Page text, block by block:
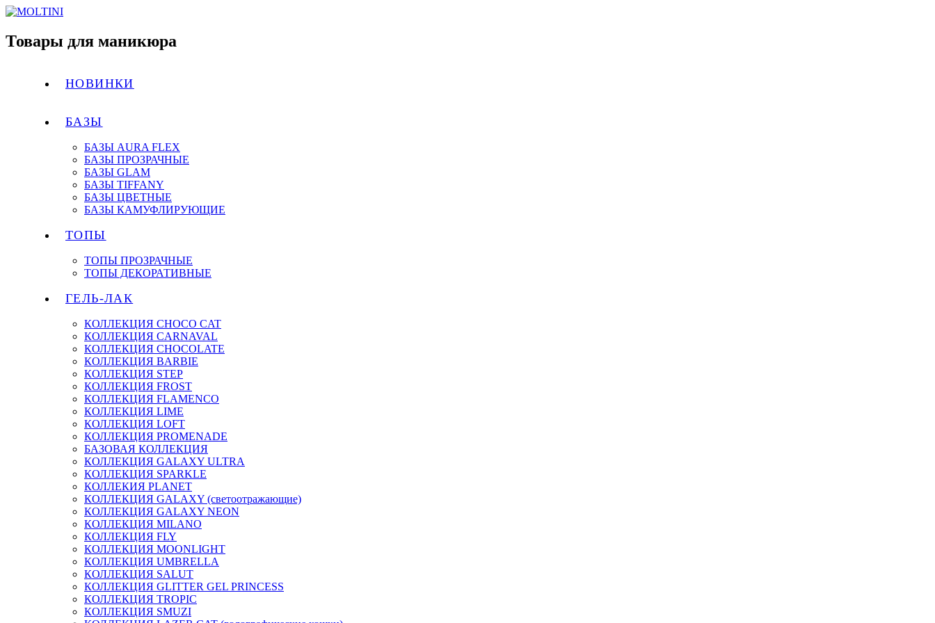
Товары для маникюра
НОВИНКИ
БАЗЫ
БАЗЫ AURA FLEX
БАЗЫ ПРОЗРАЧНЫЕ
БАЗЫ GLAM
БАЗЫ TIFFANY
БАЗЫ ЦВЕТНЫЕ
БАЗЫ КАМУФЛИРУЮЩИЕ
ТОПЫ
ТОПЫ ПРОЗРАЧНЫЕ
ТОПЫ ДЕКОРАТИВНЫЕ
ГЕЛЬ-ЛАК
КОЛЛЕКЦИЯ CHOCO CAT
КОЛЛЕКЦИЯ CARNAVAL
КОЛЛЕКЦИЯ CHOCOLATE
КОЛЛЕКЦИЯ BARBIE
КОЛЛЕКЦИЯ STEP
КОЛЛЕКЦИЯ FROST
КОЛЛЕКЦИЯ FLAMENCO
КОЛЛЕКЦИЯ LIME
КОЛЛЕКЦИЯ LOFT
КОЛЛЕКЦИЯ PROMENADE
БАЗОВАЯ КОЛЛЕКЦИЯ
КОЛЛЕКЦИЯ GALAXY ULTRA
КОЛЛЕКЦИЯ SPARKLE
КОЛЛЕКИЯ PLANET
КОЛЛЕКЦИЯ GALAXY (светоотражающие)
КОЛЛЕКЦИЯ GALAXY NEON
КОЛЛЕКЦИЯ MILANO
КОЛЛЕКЦИЯ FLY
КОЛЛЕКЦИЯ MOONLIGHT
КОЛЛЕКЦИЯ UMBRELLA
КОЛЛЕКЦИЯ SALUT
КОЛЛЕКЦИЯ GLITTER GEL PRINCESS
КОЛЛЕКЦИЯ TROPIC
КОЛЛЕКЦИЯ SMUZI